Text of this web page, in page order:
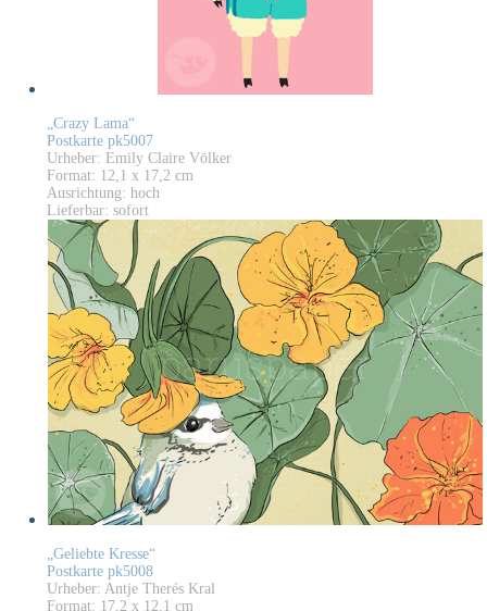
„Crazy Lama“
Postkarte pk5007
Urheber: Emily Claire Völker
Format: 12,1 x 17,2 cm
Ausrichtung: hoch
Lieferbar: sofort
„Geliebte Kresse“
Postkarte pk5008
Urheber: Antje Therés Kral
Format: 17,2 x 12,1 cm